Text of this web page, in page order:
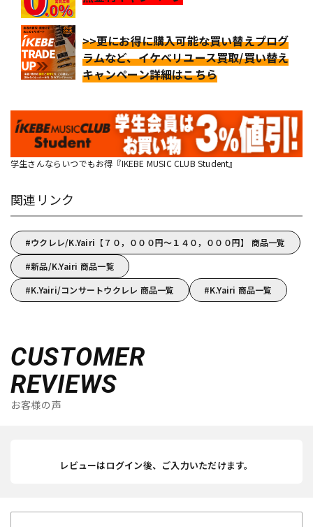
>>更にお得に購入可能な買い替えプログ
ラムなど、イケベリユース買取/買い替え
キャンペーン詳細はこちら
学生さんならいつでもお得『IKEBE MUSIC CLUB Student』
関連リンク
ウクレレ/K.Yairi【７０，０００円～１４０，０００円】 商品一覧
新品/K.Yairi 商品一覧
K.Yairi/コンサートウクレレ 商品一覧
K.Yairi 商品一覧
CUSTOMER
REVIEWS
お客様の声
レビューはログイン後、ご入力いただけます。